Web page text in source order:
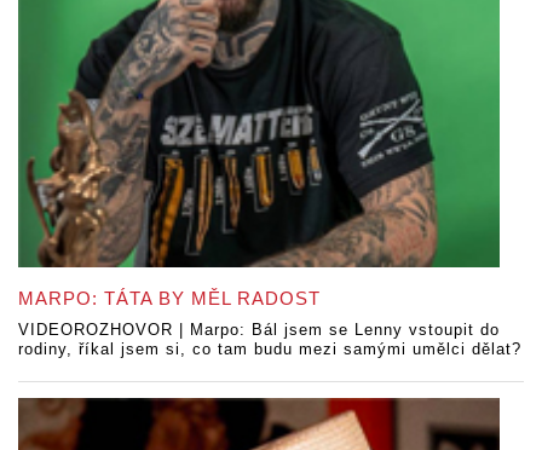
MARPO: TÁTA BY MĚL RADOST
VIDEOROZHOVOR | Marpo: Bál jsem se Lenny vstoupit do
rodiny, říkal jsem si, co tam budu mezi samými umělci dělat?